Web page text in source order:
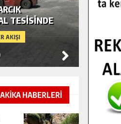
AKIŞI
KIRSALINA
HABERLERİ